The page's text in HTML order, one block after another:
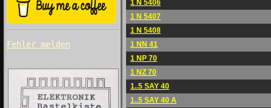
Fehler melden
1 N 5406
1 N 5407
1 N 5408
1 NN 41
1 NP 70
1 NZ 70
1..5 SAY 40
1..5 SAY 40 A